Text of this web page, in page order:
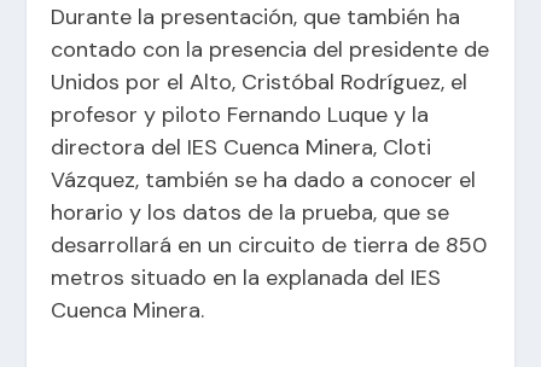
Durante la presentación, que también ha
contado con la presencia del presidente de
Unidos por el Alto, Cristóbal Rodríguez, el
profesor y piloto Fernando Luque y la
directora del IES Cuenca Minera, Cloti
Vázquez, también se ha dado a conocer el
horario y los datos de la prueba, que se
desarrollará en un circuito de tierra de 850
metros situado en la explanada del IES
Cuenca Minera.